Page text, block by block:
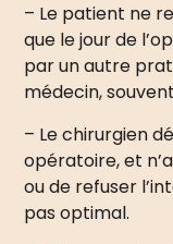
– Le patient ne
que le jour de
par un autre
médecin,
– Le chirurgien
opératoire, et
ou de refuser
pas optimal.